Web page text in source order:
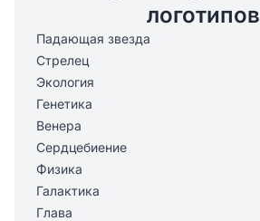
логотипов
Падающая звезда
Стрелец
Экология
Генетика
Венера
Сердцебиение
Физика
Галактика
Глава